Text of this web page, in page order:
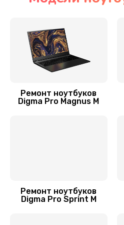
Замена
Замена
1095
Ремонт ноутбуков
Digma Pro Magnus M
Ремонт ноутбуков
Digma Pro Sprint M